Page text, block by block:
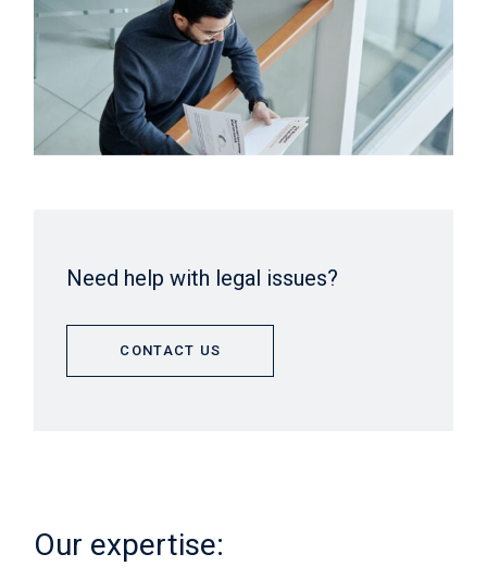
Need help with legal issues?
CONTACT US
Our expertise: